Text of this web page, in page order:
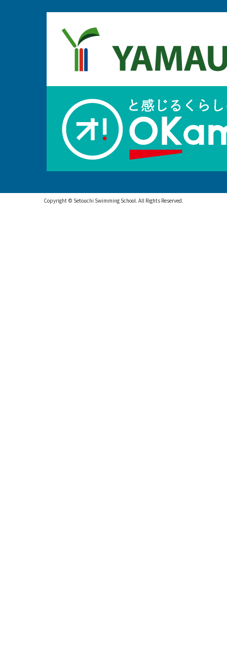
Copyright © Setouchi Swimming School. All Rights Reserved.